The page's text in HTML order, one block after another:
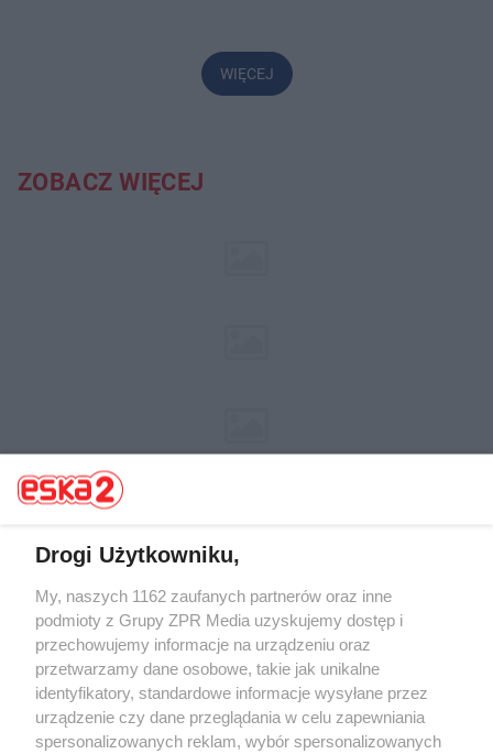
WIĘCEJ
ZOBACZ WIĘCEJ
Żaden utwór zamieszczony w serwisie nie może być powielany i
rozpowszechniany lub dalej rozpowszechniany w jakikolwiek sposób (w
tym także elektroniczny lub mechaniczny) na jakimkolwiek polu
eksploatacji w jakiejkolwiek formie, włącznie z umieszczaniem w
Internecie bez pisemnej zgody właściciela praw. Jakiekolwiek użycie lub
wykorzystanie utworów w całości lub w części z naruszeniem prawa,
tzn. bez właściwej zgody, jest zabronione pod groźbą kary i może być
ścigane prawnie.
Drogi Użytkowniku,
My, naszych 1162 zaufanych partnerów oraz inne
podmioty z Grupy ZPR Media uzyskujemy dostęp i
przechowujemy informacje na urządzeniu oraz
przetwarzamy dane osobowe, takie jak unikalne
identyfikatory, standardowe informacje wysyłane przez
urządzenie czy dane przeglądania w celu zapewniania
spersonalizowanych reklam, wybór spersonalizowanych